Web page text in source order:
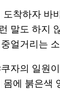
도착하자 바
말도 하지
얼거리는
자의 일원
에 붉은색